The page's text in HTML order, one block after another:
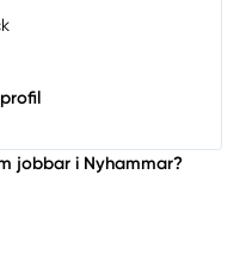
jobbar i Nyhammar?